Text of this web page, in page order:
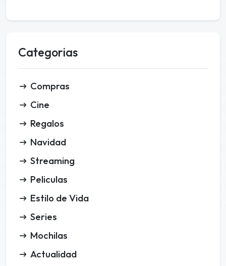
Categorias
Compras
Cine
Regalos
Navidad
Streaming
Peliculas
Estilo de Vida
Series
Mochilas
Actualidad